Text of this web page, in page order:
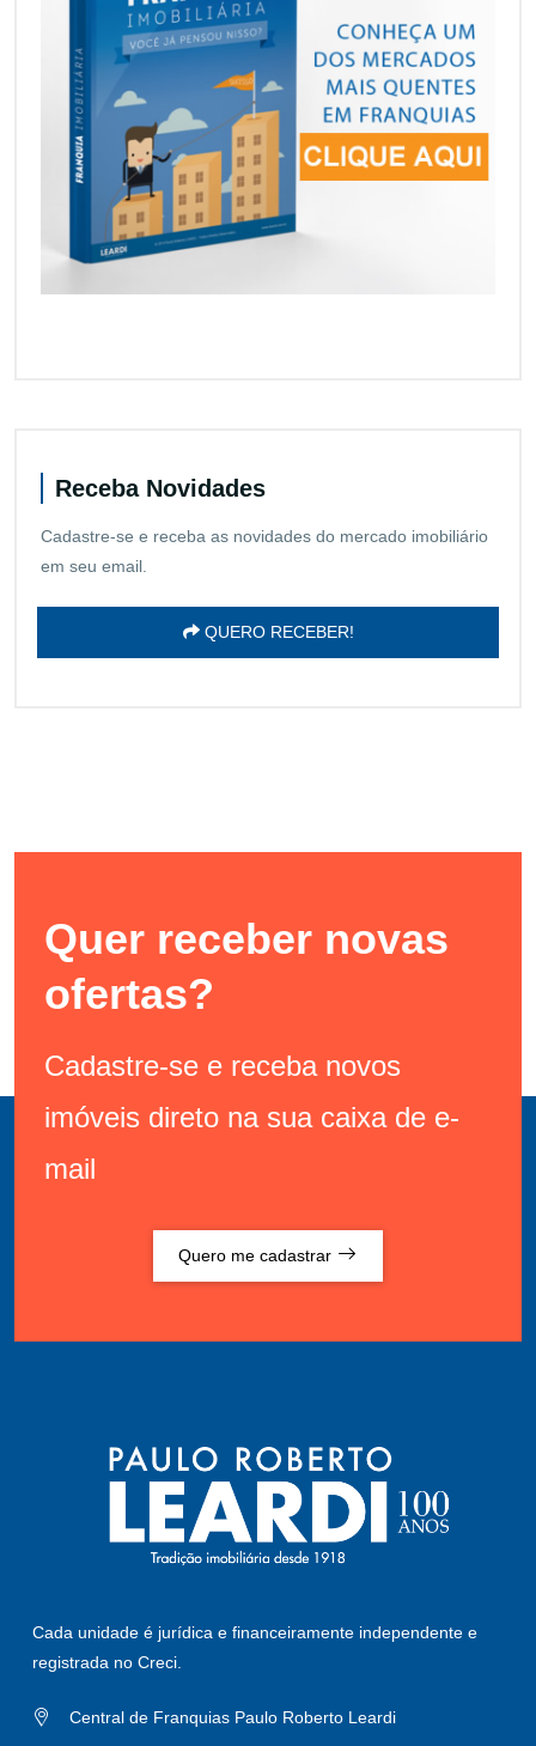
Receba Novidades
Cadastre-se e receba as novidades do mercado imobiliário
em seu email.
QUERO RECEBER!
Quer receber novas
ofertas?
Cadastre-se e receba novos
imóveis direto na sua caixa de e-
mail
Quero me cadastrar
Cada unidade é jurídica e financeiramente independente e
registrada no Creci.
Central de Franquias Paulo Roberto Leardi